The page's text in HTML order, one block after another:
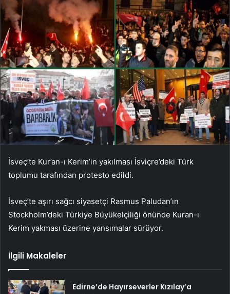
İsveç’te Kur’an-ı Kerim’in yakılması İsviçre’deki Türk
toplumu tarafından protesto edildi.
İsveç’te aşırı sağcı siyasetçi Rasmus Paludan’ın
Stockholm’deki Türkiye Büyükelçiliği önünde Kuran-ı
Kerim yakması üzerine yansımalar sürüyor.
İlgili Makaleler
Edirne’de Hayırseverler Kızılay’a